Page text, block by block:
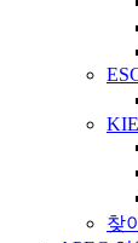
찾